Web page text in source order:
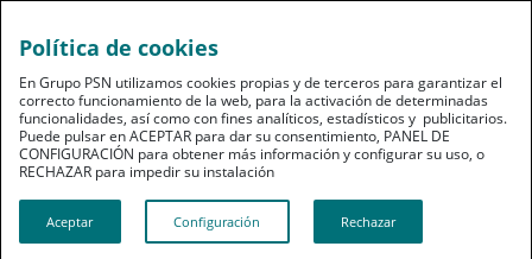
Noticias destacadas
PSN suma los enfermeros a sus
Política de cookies
En Grupo PSN utilizamos cookies propias y de terceros para garantizar el
correcto funcionamiento de la web, para la activación de determinadas
funcionalidades, así como con fines analíticos, estadísticos y publicitarios.
Puede pulsar en ACEPTAR para dar su consentimiento, PANEL DE
CONFIGURACIÓN para obtener más información y configurar su uso, o
RECHAZAR para impedir su instalación​​​​​​​
Aceptar Configuración Rechazar